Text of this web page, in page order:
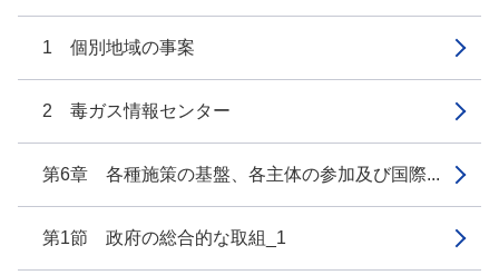
1 個別地域の事案
2 毒ガス情報センター
第6章 各種施策の基盤、各主体の参加及び国際...
第1節 政府の総合的な取組_1